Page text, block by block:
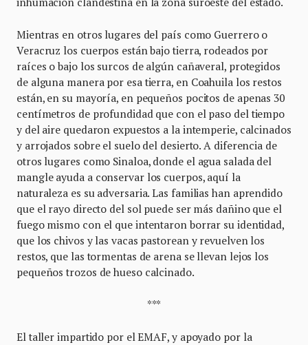
Mientras en otros lugares del país como Guerrero o
Veracruz los cuerpos están bajo tierra, rodeados por
raíces o bajo los surcos de algún cañaveral, protegidos
de alguna manera por esa tierra, en Coahuila los restos
están, en su mayoría, en pequeños pocitos de apenas 30
centímetros de profundidad que con el paso del tiempo
y del aire quedaron expuestos a la intemperie, calcinados
y arrojados sobre el suelo del desierto. A diferencia de
otros lugares como Sinaloa, donde el agua salada del
mangle ayuda a conservar los cuerpos, aquí la
naturaleza es su adversaria. Las familias han aprendido
que el rayo directo del sol puede ser más dañino que el
fuego mismo con el que intentaron borrar su identidad,
que los chivos y las vacas pastorean y revuelven los
restos, que las tormentas de arena se llevan lejos los
pequeños trozos de hueso calcinado.
***
El taller impartido por el EMAF, y apoyado por la